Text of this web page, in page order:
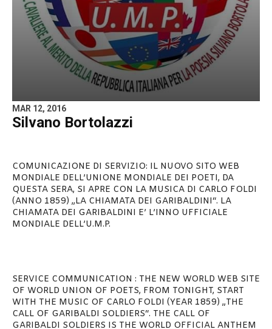
MAR 12, 2016
Silvano Bortolazzi
COMUNICAZIONE DI SERVIZIO: IL NUOVO SITO WEB
MONDIALE DELL’UNIONE MONDIALE DEI POETI, DA
QUESTA SERA, SI APRE CON LA MUSICA DI CARLO FOLDI
(ANNO 1859) „LA CHIAMATA DEI GARIBALDINI“. LA
CHIAMATA DEI GARIBALDINI E’ L’INNO UFFICIALE
MONDIALE DELL’U.M.P.
SERVICE COMMUNICATION : THE NEW WORLD WEB SITE
OF WORLD UNION OF POETS, FROM TONIGHT, START
WITH THE MUSIC OF CARLO FOLDI (YEAR 1859) „THE
CALL OF GARIBALDI SOLDIERS“. THE CALL OF
GARIBALDI SOLDIERS IS THE WORLD OFFICIAL ANTHEM